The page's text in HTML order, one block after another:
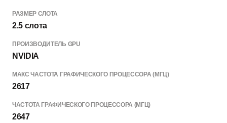
РАЗМЕР СЛОТА
2.5 слота
ПРОИЗВОДИТЕЛЬ GPU
NVIDIA
МАКС ЧАСТОТА ГРАФИЧЕСКОГО ПРОЦЕССОРА (МГЦ)
2617
ЧАСТОТА ГРАФИЧЕСКОГО ПРОЦЕССОРА (МГЦ)
2647